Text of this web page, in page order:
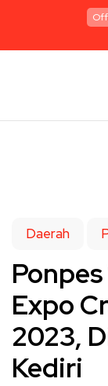
Daerah
Expo
2023,
Kediri